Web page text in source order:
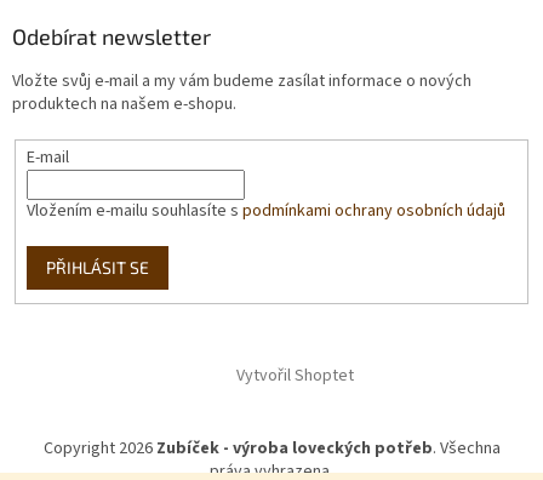
Odebírat newsletter
Vložte svůj e-mail a my vám budeme zasílat informace o nových
produktech na našem e-shopu.
E-mail
Vložením e-mailu souhlasíte s podmínkami ochrany osobních údajů
PŘIHLÁSIT SE
Vytvořil Shoptet
Copyright 2026 Zubíček - výroba loveckých potřeb. Všechna
práva vyhrazena.